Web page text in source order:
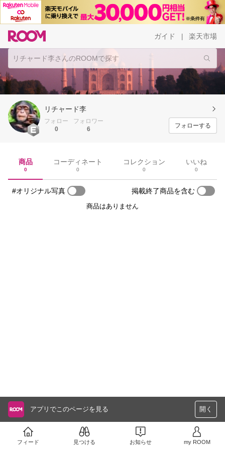
ガイド 楽天市場
リチャード李
フォロー
0
フォロワー
6
フォローする
商品
0
コーディネート
0
コレクション
0
いいね
0
#オリジナル写真 掲載終了商品を含む
商品はありません
アプリでこのページを見る 開く
フィード 見つける お知らせ my ROOM